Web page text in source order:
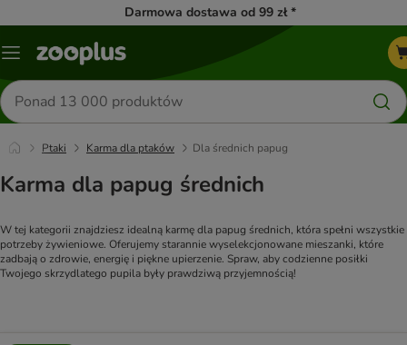
Darmowa dostawa od 99 zł *
Menu
Szukaj
produktów
Ptaki Karma dla ptaków Dla średnich papug
Karma dla papug średnich
W tej kategorii znajdziesz idealną karmę dla papug średnich, która spełni wszystkie
potrzeby żywieniowe. Oferujemy starannie wyselekcjonowane mieszanki, które
zadbają o zdrowie, energię i piękne upierzenie. Spraw, aby codzienne posiłki
Twojego skrzydlatego pupila były prawdziwą przyjemnością!